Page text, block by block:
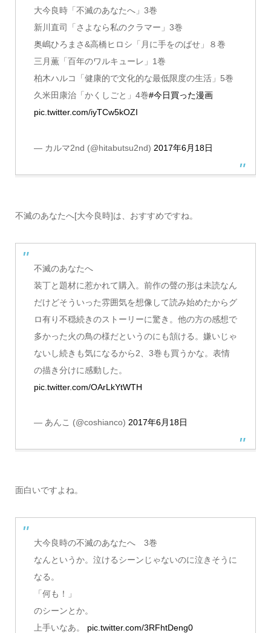
大今良時「不滅のあなたへ」3巻
新川直司「さよなら私のクラマー」3巻
奥嶋ひろまさ&高橋ヒロシ「月に手をのばせ」８巻
三月薫「百年のワルキューレ」1巻
柏木ハルコ「健康的で文化的な最低限度の生活」5巻
久米田康治「かくしごと」4巻#今日買った漫画
pic.twitter.com/iyTCw5kOZI
— カルマ2nd (@hitabutsu2nd) 2017年6月18日
不滅のあなたへ[大今良時]は、おすすめですね。
不滅のあなたへ
装丁と題材に惹かれて購入。前作の聲の形は未読なん
だけどそういった雰囲気を想像して読み始めたからグ
ロ有り不穏続きのストーリーに驚き。他の方の感想で
多かった火の鳥の様だというのにも頷ける。嫌いじゃ
ないし続きも気になるから2、3巻も買うかな。表情
の描き分けに感動した。
pic.twitter.com/OArLkYtWTH
— あんこ (@coshianco) 2017年6月18日
面白いですよね。
大今良時の不滅のあなたへ 3巻
なんというか。泣けるシーンじゃないのに泣きそうに
なる。
「何も！」
のシーンとか。
上手いなあ。 pic.twitter.com/3RFhtDeng0